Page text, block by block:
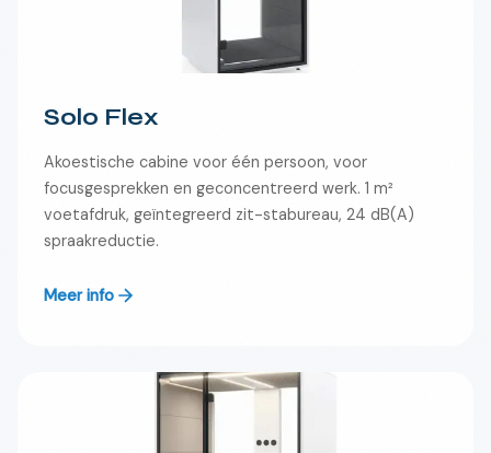
Solo Flex
Akoestische cabine voor één persoon, voor
focusgesprekken en geconcentreerd werk. 1 m²
voetafdruk, geïntegreerd zit-stabureau, 24 dB(A)
spraakreductie.
Meer info